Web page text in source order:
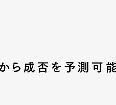
から成否を予測可